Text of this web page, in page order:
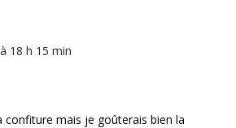
18 h 15 min
confiture mais je goûterais bien la